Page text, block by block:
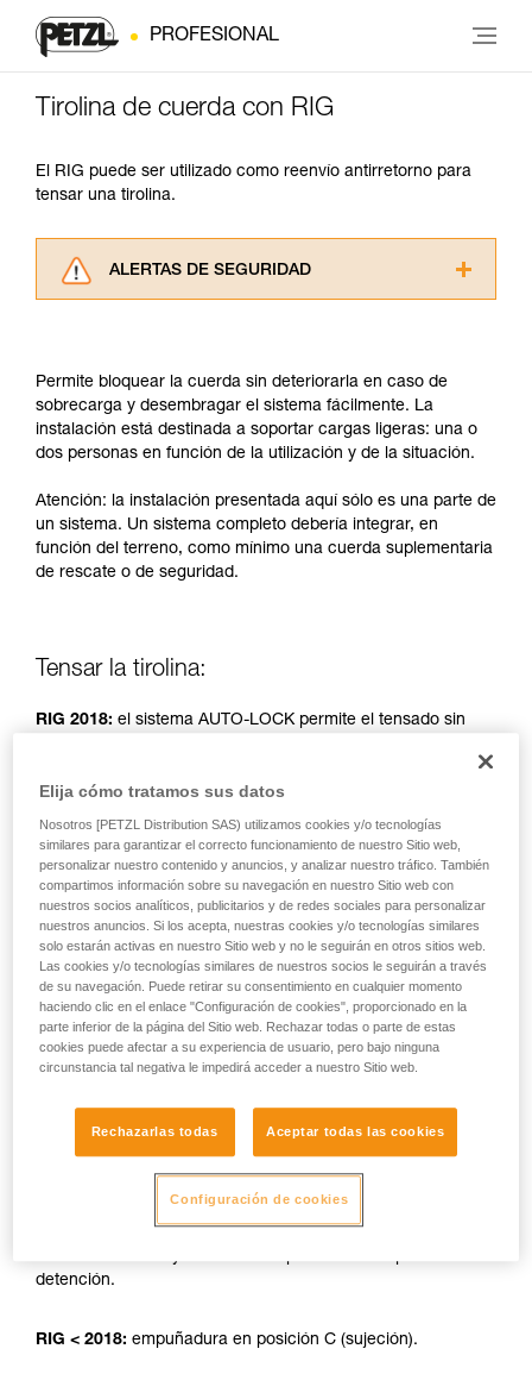
PROFESIONAL
Tirolina de cuerda con RIG
El RIG puede ser utilizado como reenvío antirretorno para
tensar una tirolina.
ALERTAS DE SEGURIDAD
información de la ficha técnica para poder
comprender este complemento informativo.
Dominar estas técnicas requiere una formación
y un entrenamiento específico. Confirme a
ejecutar estas técnicas, solo y con total
seguridad, antes de ejecutarlas de forma
autónoma.
Damos ejemplos de técnicas relacionadas con
Permite bloquear la cuerda sin deteriorarla en caso de
sobrecarga y desembragar el sistema fácilmente. La
instalación está destinada a soportar cargas ligeras: una o
dos personas en función de la utilización y de la situación.
Atención: la instalación presentada aquí sólo es una parte de
un sistema. Un sistema completo debería integrar, en
función del terreno, como mínimo una cuerda suplementaria
de rescate o de seguridad.
Tensar la tirolina:
RIG 2018: el sistema AUTO-LOCK permite el tensado sin
RIG < 2018:
Polipasto simple, tracción de dos personas.
Utilización de la tirolina:
El sistema AUTO-LOCK bloquea la carga
automáticamente y retorna la empuñadura a la posición de
detención.
RIG < 2018: empuñadura en posición C (sujeción).
Elija cómo tratamos sus datos
Nosotros [PETZL Distribution SAS) utilizamos cookies y/o tecnologías
similares para garantizar el correcto funcionamiento de nuestro Sitio web,
personalizar nuestro contenido y anuncios, y analizar nuestro tráfico. También
compartimos información sobre su navegación en nuestro Sitio web con
nuestros socios analíticos, publicitarios y de redes sociales para personalizar
nuestros anuncios. Si los acepta, nuestras cookies y/o tecnologías similares
solo estarán activas en nuestro Sitio web y no le seguirán en otros sitios web.
Las cookies y/o tecnologías similares de nuestros socios le seguirán a través
de su navegación. Puede retirar su consentimiento en cualquier momento
haciendo clic en el enlace "Configuración de cookies", proporcionado en la
parte inferior de la página del Sitio web. Rechazar todas o parte de estas
cookies puede afectar a su experiencia de usuario, pero bajo ninguna
circunstancia tal negativa le impedirá acceder a nuestro Sitio web.
Rechazarlas todas Aceptar todas las cookies
Configuración de cookies